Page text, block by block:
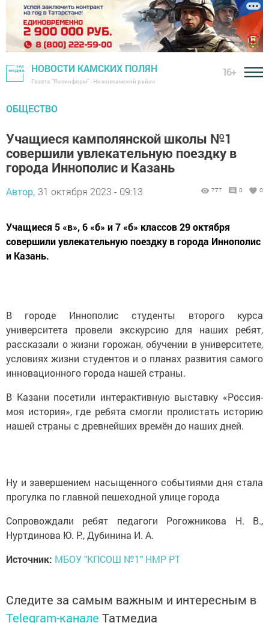
НОВОСТИ КАМСКИХ ПОЛЯН
Газета "Посинформ" - Нижнекамский район
16+
ОБЩЕСТВО
Учащиеся камполянской школы №1
совершили увлекательную поездку в
города Иннополис и Казань
Автор, 31 октября 2023 - 09:13 777 0 0
Учащиеся 5 «в», 6 «б» и 7 «б» классов 29 октября
совершили увлекательную поездку в города Иннополис
и Казань.
В городе Иннополис студенты второго курса
университета провели экскурсию для наших ребят,
рассказали о жизни горожан, обучении в университете,
условиях жизни студентов и о планах развития самого
инновационного города нашей страны.
В Казани посетили интерактивную выставку «Россия-
моя история», где ребята смогли пролистать историю
нашей страны с древнейших времён до наших дней.
Ну и завершением насыщенного событиями дня стала
прогулка по главной пешеходной улице города
Сопровождали ребят педагоги Рогожникова Н. В.,
Нуртдинова Ю. Р., Дубинина И. А.
Источник: МБОУ "КПСОШ №1" НМР РТ
Следите за самым важным и интересным в
Telegram-канале Татмедиа